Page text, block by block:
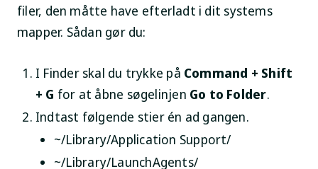
filer, den måtte have efterladt i dit systems
mapper. Sådan gør du:
I Finder skal du trykke på Command + Shift
+ G for at åbne søgelinjen Go to Folder.
Indtast følgende stier én ad gangen.
~/Library/Application Support/
~/Library/LaunchAgents/